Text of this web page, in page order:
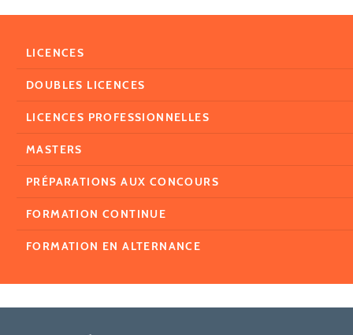
LICENCES
DOUBLES LICENCES
LICENCES PROFESSIONNELLES
MASTERS
PRÉPARATIONS AUX CONCOURS
FORMATION CONTINUE
FORMATION EN ALTERNANCE